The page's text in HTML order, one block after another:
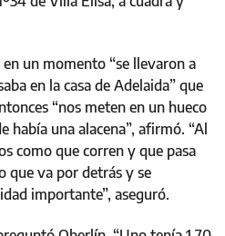
un momento “se llevaron a
en la casa de Adelaida” que
“nos meten en un hueco
había una alacena”, afirmó. “Al
como que corren y que pasa
que va por detrás y se
importante”, aseguró.